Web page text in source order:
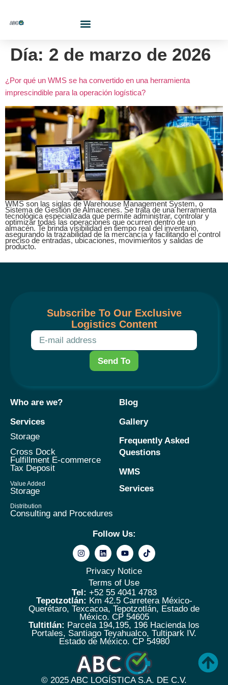
Día: 2 de marzo de 2026
¿Por qué un WMS se ha convertido en una herramienta
imprescindible para la operación logística?
WMS son las siglas de Warehouse Management System, o
Sistema de Gestión de Almacenes. Se trata de una herramienta
tecnológica especializada que permite administrar, controlar y
optimizar todas las operaciones que ocurren dentro de un
almacén. Te brinda visibilidad en tiempo real del inventario,
asegurando la trazabilidad de la mercancía y facilitando el control
preciso de entradas, ubicaciones, movimientos y salidas de
producto.
Subscribe To Our Exclusive
Logistics Content
Send To
Who are we?
Services
Storage
Cross Dock
Fulfillment E-commerce
Tax Deposit
Value Added
Storage
Distribution
Consulting and Procedures
Blog
Gallery
Frequently Asked
Questions
WMS
Services
Follow Us:
Privacy Notice
Terms of Use
Tel: +52 55 4041 4783
Tepotzotlán: Km 42.5 Carretera México-
Querétaro, Texcacoa, Tepotzotlán, Estado de
México. CP 54605
Tultitlán: Parcela 194,195, 196 Hacienda los
Portales, Santiago Teyahualco, Tultipark IV.
Estado de México. CP 54980
© 2025 ABC LOGÍSTICA S.A. DE C.V.